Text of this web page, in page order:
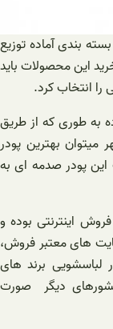
بندی آماده توزیع
این محصولات باید
انتخاب کرد.
به طوری که از طریق
بهترین پودر
پودر صدمه ای به
اینترنتی بوده و
های معتبر فروش،
برند های
دیگر صورت